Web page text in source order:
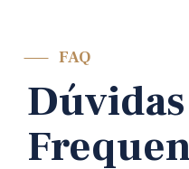
FAQ
Dúvidas